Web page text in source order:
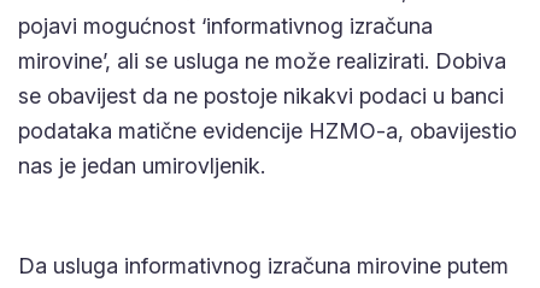
usluga ne može realizirati. Dobiva se obavijest da
ne postoje nikakvi podaci u banci podataka matične
evidencije HZMO-a, obavijestio nas je jedan
umirovljenik.
sustava e-Građani preko Korisničkih stranica